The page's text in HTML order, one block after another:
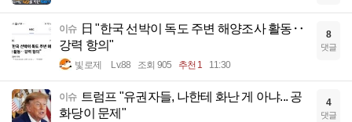
이슈
日 "한국 선박이 독도 주변 해양조사 활동‥
강력 항의"
빛로제 Lv.88 조회 905 추천 1 11:30
8
댓글
이슈
트럼프 "유권자들, 나한테 화난 게 아냐... 공
화당이 문제"
4
댓글